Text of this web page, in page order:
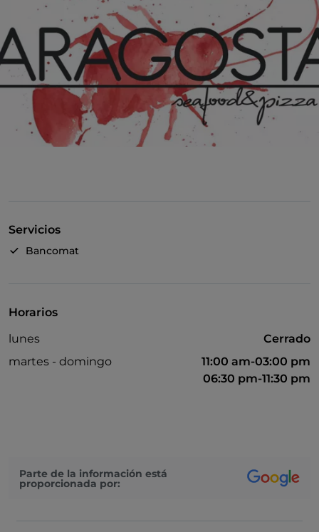
Servicios
Bancomat
Horarios
lunes
Cerrado
martes - domingo
11:00 am-03:00 pm
06:30 pm-11:30 pm
Parte de la información está
proporcionada por: